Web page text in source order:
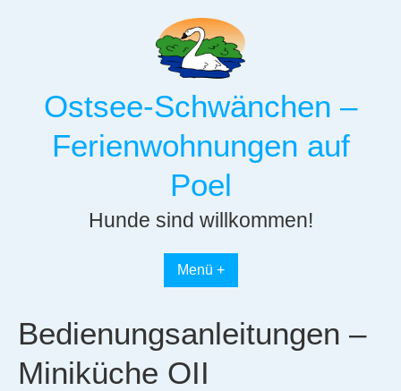
Ostsee-Schwänchen –
Ferienwohnungen auf
Poel
Hunde sind willkommen!
Menü +
Bedienungsanleitungen –
Miniküche OII